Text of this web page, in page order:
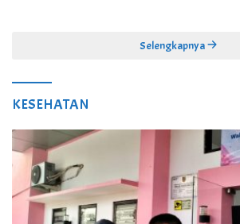
Selengkapnya
KESEHATAN